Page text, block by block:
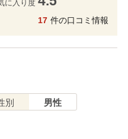
に入り度
17 件の口コミ情報
別 男性